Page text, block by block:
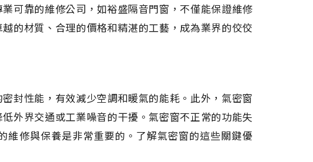
可靠的維修公司，如裕盛隔音門窗，不僅能保證維修
的材質、合理的價格和精湛的工藝，成為業界的佼佼
封性能，有效減少空調和暖氣的能耗。此外，氣密窗
外界交通或工業噪音的干擾。氣密窗不正常的功能失
修與保養是非常重要的。了解氣密窗的這些關鍵優